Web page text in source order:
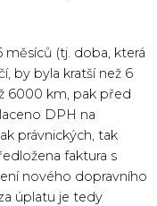
(tj. doba, která
by byla kratší než 6
6000 km, pak před
DPH na
právnických, tak
faktura s
nového dopravního
úplatu je tedy